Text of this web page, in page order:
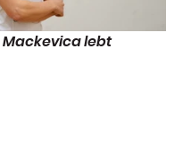
Mackevica lebt